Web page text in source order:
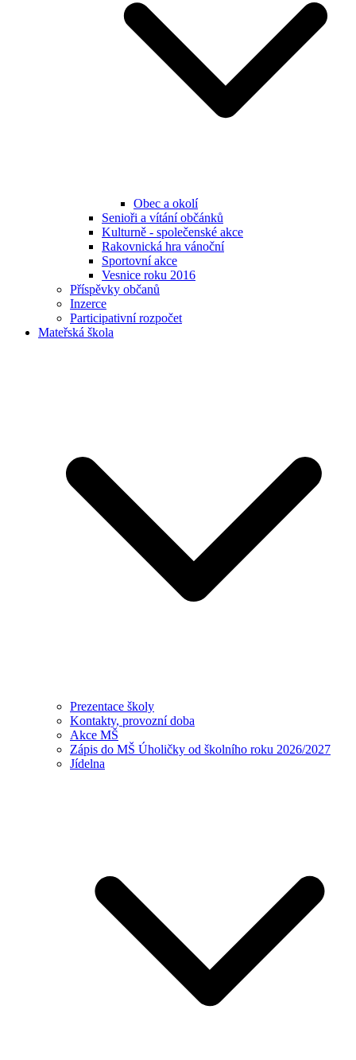
Obec a okolí
Senioři a vítání občánků
Kulturně - společenské akce
Rakovnická hra vánoční
Sportovní akce
Vesnice roku 2016
Příspěvky občanů
Inzerce
Participativní rozpočet
Mateřská škola
Prezentace školy
Kontakty, provozní doba
Akce MŠ
Zápis do MŠ Úholičky od školního roku 2026/2027
Jídelna